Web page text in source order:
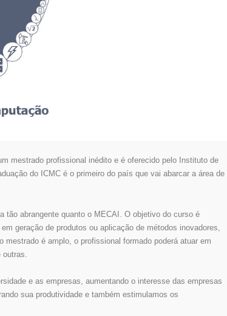
mestrado profissional inédito e é oferecido pelo Instituto de
do ICMC é o primeiro do país que vai abarcar a área de
tão abrangente quanto o MECAI. O objetivo do curso é
geração de produtos ou aplicação de métodos inovadores,
é amplo, o profissional formado poderá atuar em
e as empresas, aumentando o interesse das empresas
sua produtividade e também estimulamos os